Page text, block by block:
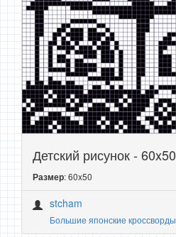
Детский рисунок - 60x50
Размер: 60x50
stcham
Большие японские кроссворды